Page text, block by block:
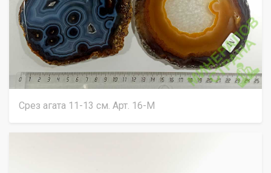
Срез агата 11-13 см. Арт. 16-М